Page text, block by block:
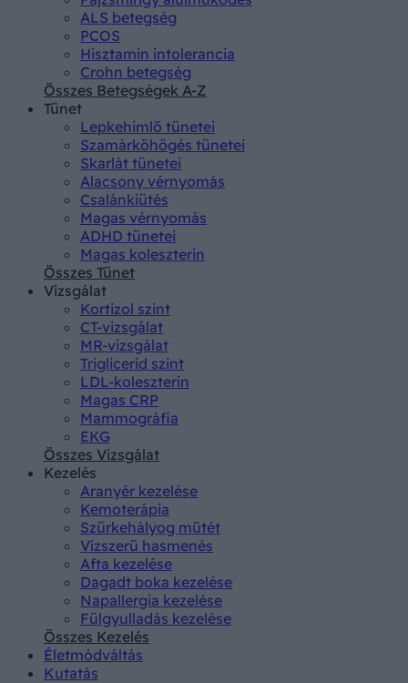
ALS betegség
PCOS
Hisztamin intolerancia
Crohn betegség
Összes Betegségek A-Z
Tünet
Lepkehimlő tünetei
Szamárköhögés tünetei
Skarlát tünetei
Alacsony vérnyomás
Csalánkiütés
Magas vérnyomás
ADHD tünetei
Magas koleszterin
Összes Tünet
Vizsgálat
Kortizol szint
CT-vizsgálat
MR-vizsgálat
Triglicerid szint
LDL-koleszterin
Magas CRP
Mammográfia
EKG
Összes Vizsgálat
Kezelés
Aranyér kezelése
Kemoterápia
Szürkehályog műtét
Vízszerű hasmenés
Afta kezelése
Dagadt boka kezelése
Napallergia kezelése
Fülgyulladás kezelése
Összes Kezelés
Életmódváltás
Kutatás